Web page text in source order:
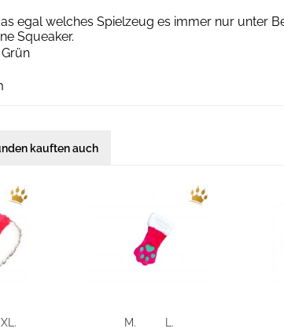
egal welches Spielzeug es immer nur unter
Squeaker.
kauften auch
XL. M. L.